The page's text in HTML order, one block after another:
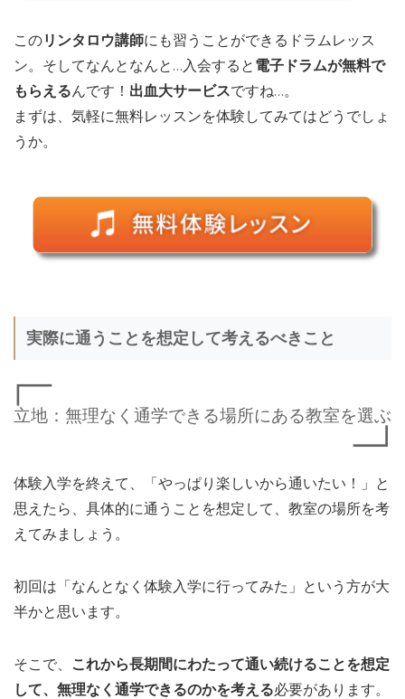
このリンタロウ講師にも習うことができるドラムレッス
ン。そしてなんとなんと…入会すると 電子ドラムが無料で
もらえるんです！ 出血大サービスですね…。
まずは、気軽に無料レッスンを体験してみてはどうでしょ
うか。
実際に通うことを想定して考えるべきこと
立地：無理なく通学できる場所にある教室を選ぶ
体験入学を終えて、「やっぱり楽しいから通いたい！」と
思えたら、具体的に通うことを想定して、教室の場所を考
えてみましょう。
初回は「なんとなく体験入学に行ってみた」という方が大
半かと思います。
そこで、
これから長期間にわたって通い続けることを想定
して、無理なく通学できるのかを考える必要があります。